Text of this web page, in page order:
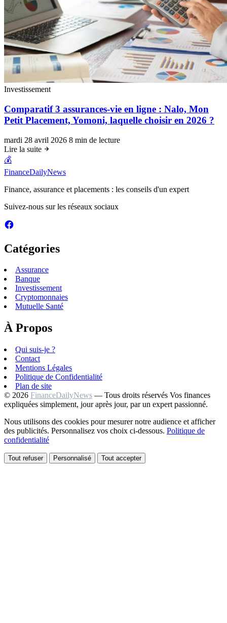
Investissement
Comparatif 3 assurances-vie en ligne : Nalo, Mon
Petit Placement, Yomoni, laquelle choisir en 2026 ?
mardi 28 avril 2026 8 min de lecture
Lire la suite
💰
FinanceDailyNews
Finance, assurance et placements : les conseils d'un expert
Suivez-nous sur les réseaux sociaux
Catégories
Assurance
Banque
Investissement
Cryptomonnaies
Mutuelle Santé
À Propos
Qui suis-je ?
Contact
Mentions Légales
Politique de Confidentialité
Plan de site
© 2026 FinanceDailyNews — Tous droits réservés Vos finances
expliquées simplement, jour après jour, par un expert passionné.
Nous utilisons des cookies pour mesurer notre audience et afficher
des publicités. Personnalisez vos choix ci-dessous. Politique de
confidentialité
Tout refuser Personnalisé Tout accepter